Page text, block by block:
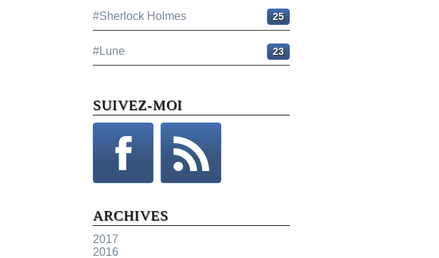
#Sherlock Holmes 25
#Lune 23
SUIVEZ-MOI
ARCHIVES
2017
2016